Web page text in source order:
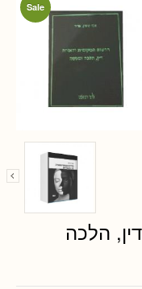
Sale
הלכה